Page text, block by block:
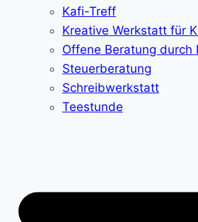
Kafi-Treff
Kreative Werkstatt für
Offene Beratung durch
Steuerberatung
Schreibwerkstatt
Teestunde